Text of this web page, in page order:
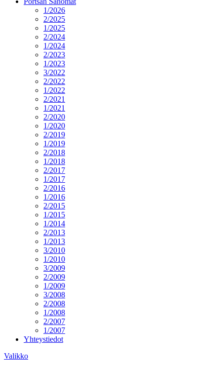
1/2026
2/2025
1/2025
2/2024
1/2024
2/2023
1/2023
3/2022
2/2022
1/2022
2/2021
1/2021
2/2020
1/2020
2/2019
1/2019
2/2018
1/2018
2/2017
1/2017
2/2016
1/2016
2/2015
1/2015
1/2014
2/2013
1/2013
3/2010
1/2010
3/2009
2/2009
1/2009
3/2008
2/2008
1/2008
2/2007
1/2007
Yhteystiedot
Valikko